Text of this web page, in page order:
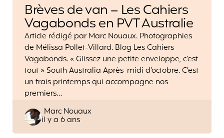
Brèves de van – Les Cahiers
Vagabonds en PVT Australie
Article rédigé par Marc Nouaux. Photographies
de Mélissa Pollet-Villard. Blog Les Cahiers
Vagabonds. « Glissez une petite enveloppe, c’est
tout » South Australia Après-midi d’octobre. C’est
un frais printemps qui accompagne nos
premiers…
Posted
by
Marc Nouaux
il y a 6 ans